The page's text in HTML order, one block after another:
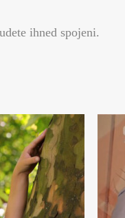
ihned spojeni.